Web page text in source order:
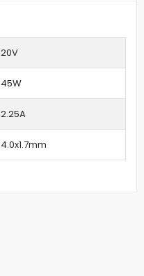
20V
45W
2.25A
4.0x1.7mm